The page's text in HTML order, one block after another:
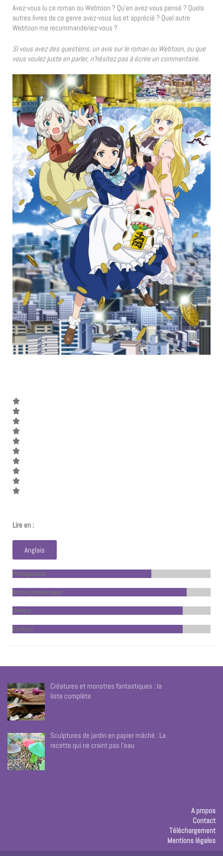
Avez-vous lu ce roman ou Webtoon ? Qu’en avez-vous pensé ? Quels
autres livres de ce genre avez-vous lus et apprécié ? Quel autre
Webtoon me recommanderiez-vous ?
Si vous avez des questions, un avis sur le roman ou Webtoon, ou que
vous voulez juste en parler, n’hésitez pas à écrire un commentaire.
Lire en :
Anglais
Protagoniste
Autres personnages
Univers
Ecriture
Créatures et monstres fantastiques : la
liste complète
Sculptures de jardin en papier mâché : La
recette qui ne craint pas l’eau
A propos
Contact
Téléchargement
Mentions légales